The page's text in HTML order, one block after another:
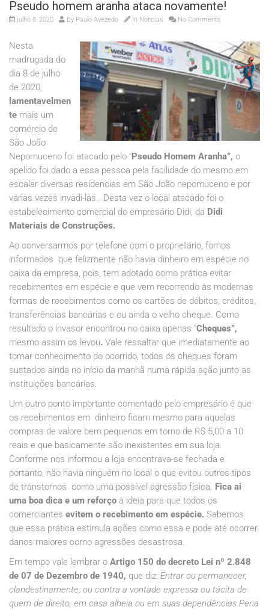
Pseudo homem aranha ataca novamente!
julho 8, 2020 By Paulo Avezedo In Noticias No Comments
Nesta
madrugada do
dia 8 de julho
de 2020,
lamentavelmen
te mais um
comércio de
São João
Nepomuceno foi atacado pelo “Pseudo Homem Aranha”, o
apelido foi dado a essa pessoa pela facilidade do mesmo em
escalar diversas residencias em São João nepomuceno e por
várias vezes invadi-las.. Desta vez o local atacado foi o
estabelecimento comercial do empresário Didi, da Didi
Materiais de Construções.
Ao conversarmos por telefone com o proprietário, fomos
informados que felizmente não havia dinheiro em espécie no
caixa da empresa, pois, tem adotado como prática evitar
recebimentos em espécie e que vem recorrendo às modernas
formas de recebimentos como os cartões de débitos, créditos,
transferências bancárias e ou ainda o velho cheque. Como
resultado o invasor encontrou no caixa apenas “Cheques”,
mesmo assim os levou. Vale ressaltar que imediatamente ao
tomar conhecimento do ocorrido, todos os cheques foram
sustados ainda no início da manhã numa rápida ação junto as
instituições bancárias.
Um outro ponto importante comentado pelo empresário é que
os recebimentos em dinheiro ficam mesmo para aquelas
compras de valore bem pequenos em torno de R$ 5,00 a 10
reais e que basicamente são inexistentes em sua loja.
Conforme nos informou a loja encontrava-se fechada e
portanto, não havia ninguém no local o que evitou outros tipos
de transtornos como uma possível agressão física. Fica ai
uma boa dica e um reforço à ideia para que todos os
comerciantes evitem o recebimento em espécie. Sabemos
que essa prática estimula ações como essa e pode até ocorrer
danos maiores como agressões desastrosa.
Em tempo vale lembrar o Artigo 150 do decreto Lei nº 2.848
de 07 de Dezembro de 1940, que diz: Entrar ou permanecer,
clandestinamente, ou contra a vontade expressa ou tácita de
quem de direito, em casa alheia ou em suas dependências Pena